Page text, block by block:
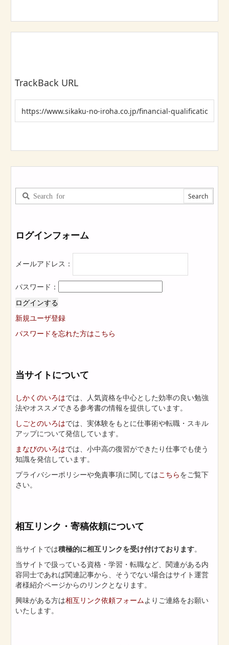
TrackBack URL
ログインフォーム
メールアドレス：
パスワード：
ログインする
新規ユーザ登録
パスワードを忘れた方はこちら
当サイトについて
しかくのいろはでは、人気資格を中心とした効率の良い勉強
法やオススメできる参考書の情報を提供しています。
しごとのいろはでは、実体験をもとに仕事術や転職・スキル
アップについて発信しています。
まなびのいろはでは、小中高の復習ができたり仕事でも使う
知識を発信しています。
プライバシーポリシーや免責事項に関してはこちらをご覧下
さい。
相互リンク・寄稿依頼について
当サイトでは積極的に相互リンクを受け付けております。
当サイトで扱っている資格・学習・転職など、関連がある内
容同士であれば関連記事から、そうでない場合はサイト運営
者様紹介ページからのリンクとなります。
興味がある方は相互リンク依頼フォームよりご連絡をお願い
いたします。